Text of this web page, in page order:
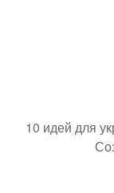
10 идей для